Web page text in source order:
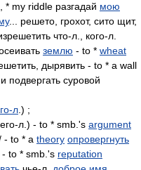
* my riddle разгадай мою
... решето, грохот, сито щит,
что-л., кого-л.
землю - to * wheat
дырявить - to * a wall
подвергать суровой
л .) ;
л.) - to * smb.'s argument
- to * a theory опровергнуть
- to * smb.'s reputation